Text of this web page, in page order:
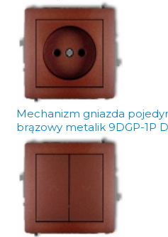
Mechanizm gniazda
brązowy metalik 9DGP-1P